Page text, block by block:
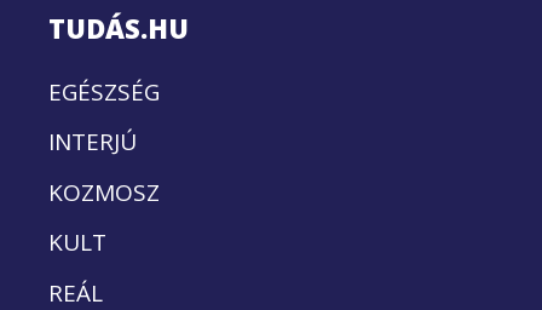
TUDÁS.HU
EGÉSZSÉG
INTERJÚ
KOZMOSZ
KULT
REÁL